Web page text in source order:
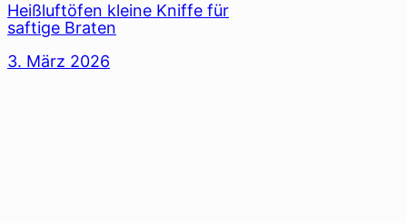
Heißluftöfen kleine Kniffe für
saftige Braten
3. März 2026